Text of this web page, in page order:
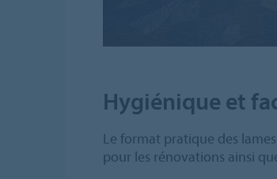
Hygiénique et
Le format pratique des
pour les rénovations ainsi